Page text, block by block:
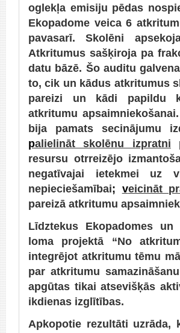
oglekļa emisiju pēdas
Ekopadome veica 6
pavasarī. Skolēni
Atkritumus sašķiroja pa
datu bāzē. Šo auditu
to, cik un kādus atkritumus
pareizi un kādi papildu
atkritumu
bija pamats secinājumu
palielināt skolēnu izpratni
resursu otrreizējo
negatīvajai ietekmei uz
nepieciešamībai; veicināt
pareizā atkritumu
Līdztekus Ekopadomes
loma projektā “No
integrējot atkritumu tēmu
par atkritumu
apgūtas tikai atsevišķās
ikdienas izglītības.
Apkopotie rezultāti